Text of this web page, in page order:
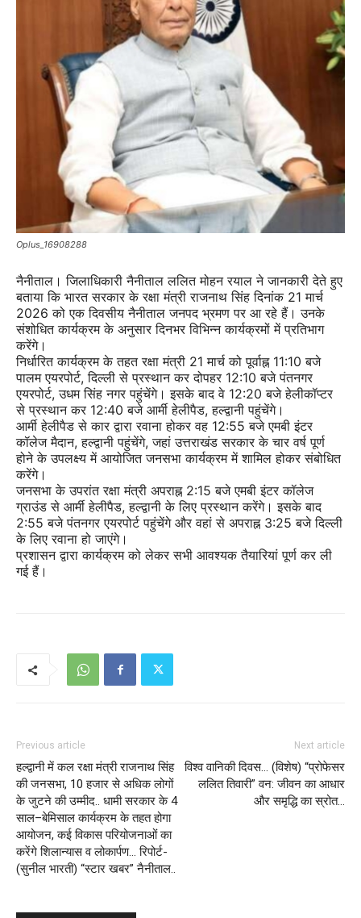
Oplus_16908288
नैनीताल। जिलाधिकारी नैनीताल ललित मोहन रयाल ने जानकारी देते हुए
बताया कि भारत सरकार के रक्षा मंत्री राजनाथ सिंह दिनांक 21 मार्च
2026 को एक दिवसीय नैनीताल जनपद भ्रमण पर आ रहे हैं। उनके
संशोधित कार्यक्रम के अनुसार दिनभर विभिन्न कार्यक्रमों में प्रतिभाग
करेंगे।
निर्धारित कार्यक्रम के तहत रक्षा मंत्री 21 मार्च को पूर्वाह्न 11:10 बजे
पालम एयरपोर्ट, दिल्ली से प्रस्थान कर दोपहर 12:10 बजे पंतनगर
एयरपोर्ट, उधम सिंह नगर पहुंचेंगे। इसके बाद वे 12:20 बजे हेलीकॉप्टर
से प्रस्थान कर 12:40 बजे आर्मी हेलीपैड, हल्द्वानी पहुंचेंगे।
आर्मी हेलीपैड से कार द्वारा रवाना होकर वह 12:55 बजे एमबी इंटर
कॉलेज मैदान, हल्द्वानी पहुंचेंगे, जहां उत्तराखंड सरकार के चार वर्ष पूर्ण
होने के उपलक्ष्य में आयोजित जनसभा कार्यक्रम में शामिल होकर संबोधित
करेंगे।
जनसभा के उपरांत रक्षा मंत्री अपराह्न 2:15 बजे एमबी इंटर कॉलेज
ग्राउंड से आर्मी हेलीपैड, हल्द्वानी के लिए प्रस्थान करेंगे। इसके बाद
2:55 बजे पंतनगर एयरपोर्ट पहुंचेंगे और वहां से अपराह्न 3:25 बजे दिल्ली
के लिए रवाना हो जाएंगे।
प्रशासन द्वारा कार्यक्रम को लेकर सभी आवश्यक तैयारियां पूर्ण कर ली
गई हैं।
Previous article
हल्द्वानी में कल रक्षा मंत्री राजनाथ सिंह
की जनसभा, 10 हजार से अधिक लोगों
के जुटने की उम्मीद.. धामी सरकार के 4
साल–बेमिसाल कार्यक्रम के तहत होगा
आयोजन, कई विकास परियोजनाओं का
करेंगे शिलान्यास व लोकार्पण… रिपोर्ट-
(सुनील भारती) “स्टार खबर” नैनीताल..
Next article
विश्व वानिकी दिवस… (विशेष) “प्रोफेसर
ललित तिवारी” वन: जीवन का आधार
और समृद्धि का स्रोत…